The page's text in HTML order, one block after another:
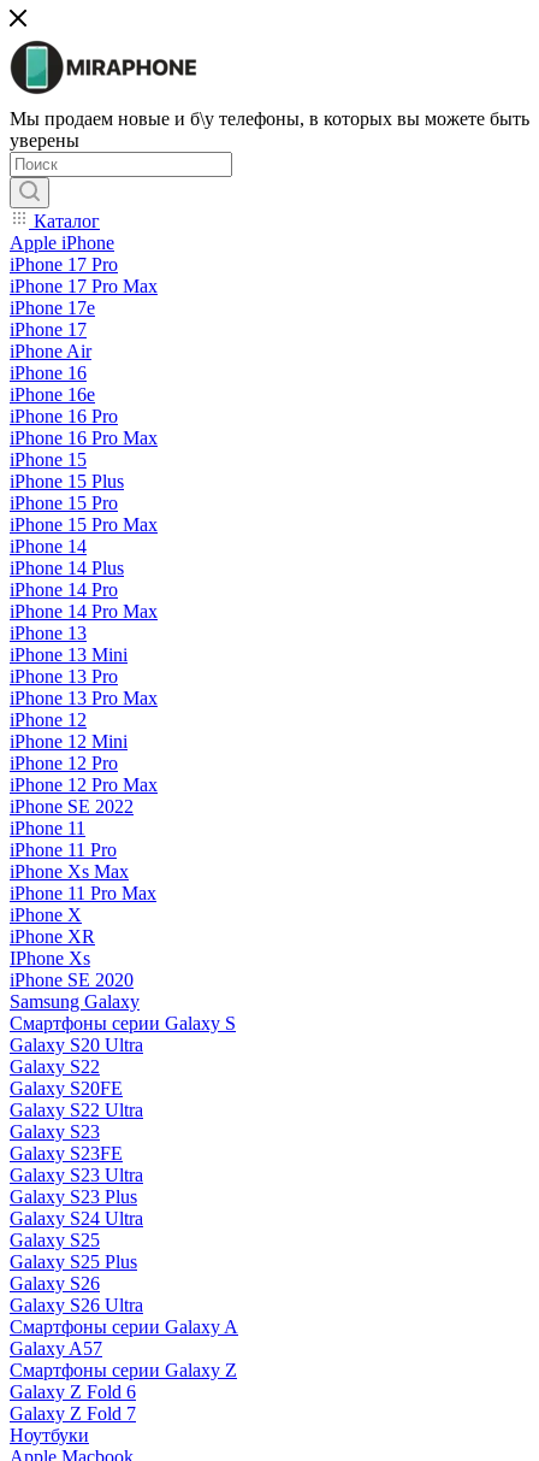
Мы продаем новые и б\у телефоны, в которых вы можете быть
уверены
Каталог
Apple iPhone
iPhone 17 Pro
iPhone 17 Pro Max
iPhone 17e
iPhone 17
iPhone Air
iPhone 16
iPhone 16e
iPhone 16 Pro
iPhone 16 Pro Max
iPhone 15
iPhone 15 Plus
iPhone 15 Pro
iPhone 15 Pro Max
iPhone 14
iPhone 14 Plus
iPhone 14 Pro
iPhone 14 Pro Max
iPhone 13
iPhone 13 Mini
iPhone 13 Pro
iPhone 13 Pro Max
iPhone 12
iPhone 12 Mini
iPhone 12 Pro
iPhone 12 Pro Max
iPhone SE 2022
iPhone 11
iPhone 11 Pro
iPhone Xs Max
iPhone 11 Pro Max
iPhone X
iPhone XR
IPhone Xs
iPhone SE 2020
Samsung Galaxy
Смартфоны серии Galaxy S
Galaxy S20 Ultra
Galaxy S22
Galaxy S20FE
Galaxy S22 Ultra
Galaxy S23
Galaxy S23FE
Galaxy S23 Ultra
Galaxy S23 Plus
Galaxy S24 Ultra
Galaxy S25
Galaxy S25 Plus
Galaxy S26
Galaxy S26 Ultra
Смартфоны серии Galaxy A
Galaxy A57
Смартфоны серии Galaxy Z
Galaxy Z Fold 6
Galaxy Z Fold 7
Ноутбуки
Apple Macbook